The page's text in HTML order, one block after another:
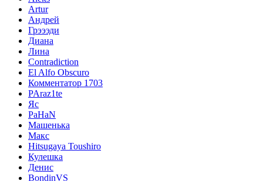
Artur
Андрей
Грэээди
Диана
Лина
Contradiction
El Alfo Obscuro
Комментатор 1703
PAraz1te
Яс
PaHaN
Машенька
Макс
Hitsugaya Toushiro
Кулешка
Денис
BondinVS